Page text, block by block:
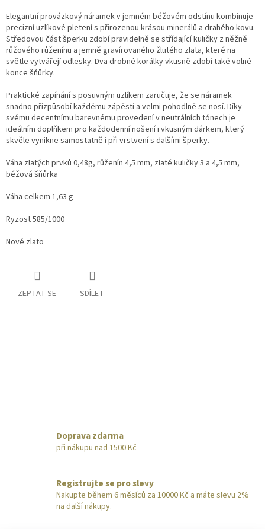
Elegantní provázkový náramek v jemném béžovém odstínu kombinuje
precizní uzlíkové pletení s přirozenou krásou minerálů a drahého kovu.
Středovou část šperku zdobí pravidelně se střídající kuličky z něžně
růžového růženínu a jemně gravírovaného žlutého zlata, které na
světle vytvářejí odlesky. Dva drobné korálky vkusně zdobí také volné
konce šňůrky.
Praktické zapínání s posuvným uzlíkem zaručuje, že se náramek
snadno přizpůsobí každému zápěstí a velmi pohodlně se nosí. Díky
svému decentnímu barevnému provedení v neutrálních tónech je
ideálním doplňkem pro každodenní nošení i vkusným dárkem, který
skvěle vynikne samostatně i při vrstvení s dalšími šperky.
Váha zlatých prvků 0,48g, růženín 4,5 mm, zlaté kuličky 3 a 4,5 mm,
béžová šňůrka
Váha celkem 1,63 g
Ryzost 585/1000
Nové zlato
ZEPTAT SE SDÍLET
Doprava zdarma
při nákupu nad 1500 Kč
Registrujte se pro slevy
Nakupte během 6 měsíců za 10000 Kč a máte slevu 2%
na další nákupy.